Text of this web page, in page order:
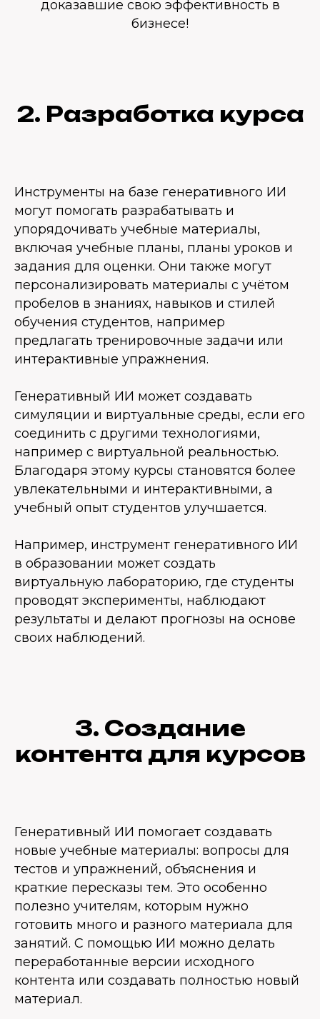
доказавшие свою эффективность в
бизнесе!
2. Разработка курса
Инструменты на базе генеративного ИИ
могут помогать разрабатывать и
упорядочивать учебные материалы,
включая учебные планы, планы уроков и
задания для оценки. Они также могут
персонализировать материалы с учётом
пробелов в знаниях, навыков и стилей
обучения студентов, например
предлагать тренировочные задачи или
интерактивные упражнения.
Генеративный ИИ может создавать
симуляции и виртуальные среды, если его
соединить с другими технологиями,
например с виртуальной реальностью.
Благодаря этому курсы становятся более
увлекательными и интерактивными, а
учебный опыт студентов улучшается.
Например, инструмент генеративного ИИ
в образовании может создать
виртуальную лабораторию, где студенты
проводят эксперименты, наблюдают
результаты и делают прогнозы на основе
своих наблюдений.
3. Создание
контента для курсов
Генеративный ИИ помогает создавать
новые учебные материалы: вопросы для
тестов и упражнений, объяснения и
краткие пересказы тем. Это особенно
полезно учителям, которым нужно
готовить много и разного материала для
занятий. С помощью ИИ можно делать
переработанные версии исходного
контента или создавать полностью новый
материал.